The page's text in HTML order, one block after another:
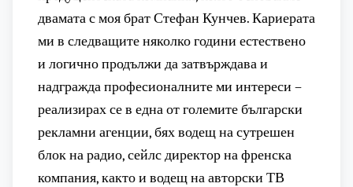
двамата с моя брат Стефан Кунчев. Кариерата
ми в следващите няколко години естествено
и логично продължи да затвърждава и
надгражда професионалните ми интереси –
реализирах се в една от големите български
рекламни агенции, бях водещ на сутрешен
блок на радио, сейлс директор на френска
компания, както и водещ на авторски ТВ